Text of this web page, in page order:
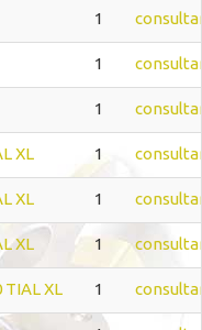
1
1
1
XL 1
XL 1
XL 1
TIAL XL 1